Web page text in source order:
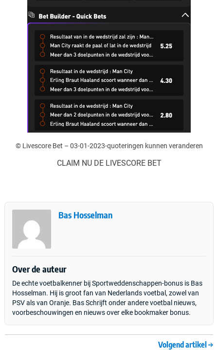
© Livescore Bet – 03-01-2023-quoteringen kunnen veranderen
CLAIM NU DE LIVESCORE BET
Bas Hosselman
Over de auteur
De echte voetbalkenner bij Sportweddenschappen-bonus is Bas
Hosselman. Hij is groot fan van Nederlands voetbal, zowel van
PSV als van Oranje. Bas Schrijft onder andere voetbal nieuws,
voorbeschouwingen en nieuws over elke bookmaker bonus.
Volgend artikel